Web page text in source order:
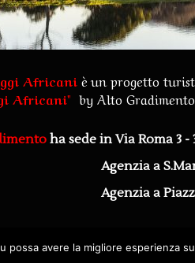
Africani è un progetto
Africani" byAlto
ha sede in Via Roma 3
Agenzia a
Agenzia a
possa avere la migliore esperienza